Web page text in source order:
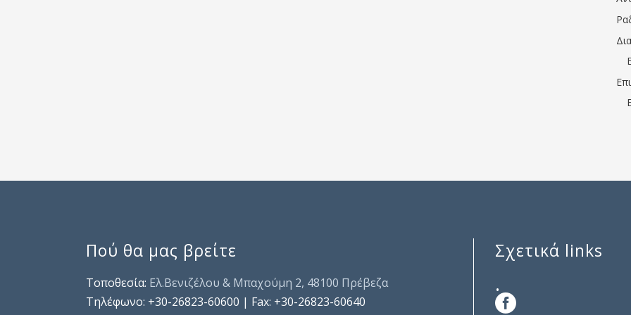
Πού θα μας βρείτε
Τοποθεσία: Ελ.Βενιζέλου & Μπαχούμη 2, 48100 Πρέβεζα
Τηλέφωνo: +30-26823-60600 | Fax: +30-26823-60640
Σχετικά links
.